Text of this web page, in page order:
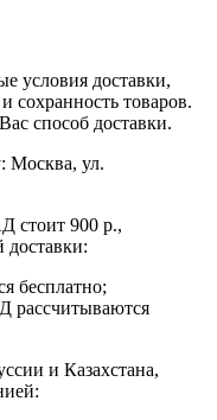
условия доставки,
сохранность товаров.
способ доставки.
Москва, ул.
стоит 900 р.,
доставки:
бесплатно;
рассчитываются
и Казахстана,